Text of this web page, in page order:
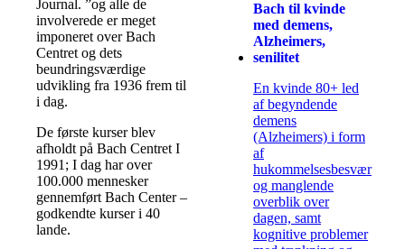
Journal. ”og alle de
involverede er meget
imponeret over Bach
Centret og dets
beundringsværdige
udvikling fra 1936 frem til
i dag.
De første kurser blev
afholdt på Bach Centret I
1991; I dag har over
100.000 mennesker
gennemført Bach Center –
godkendte kurser i 40
lande.
Bach til kvinde
med demens,
Alzheimers,
senilitet
En kvinde 80+ led
af begyndende
demens
(Alzheimers) i form
af
hukommelsesbesvær
og manglende
overblik over
dagen, samt
kognitive problemer